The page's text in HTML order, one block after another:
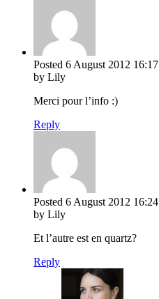
Posted 6 August 2012 16:17
by Lily
Merci pour l’info :)
Reply
Posted 6 August 2012 16:24
by Lily
Et l’autre est en quartz?
Reply